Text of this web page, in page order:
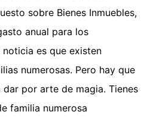
sobre Bienes Inmuebles,
anual para los
es que existen
numerosas. Pero hay que
por arte de magia. Tienes
familia numerosa